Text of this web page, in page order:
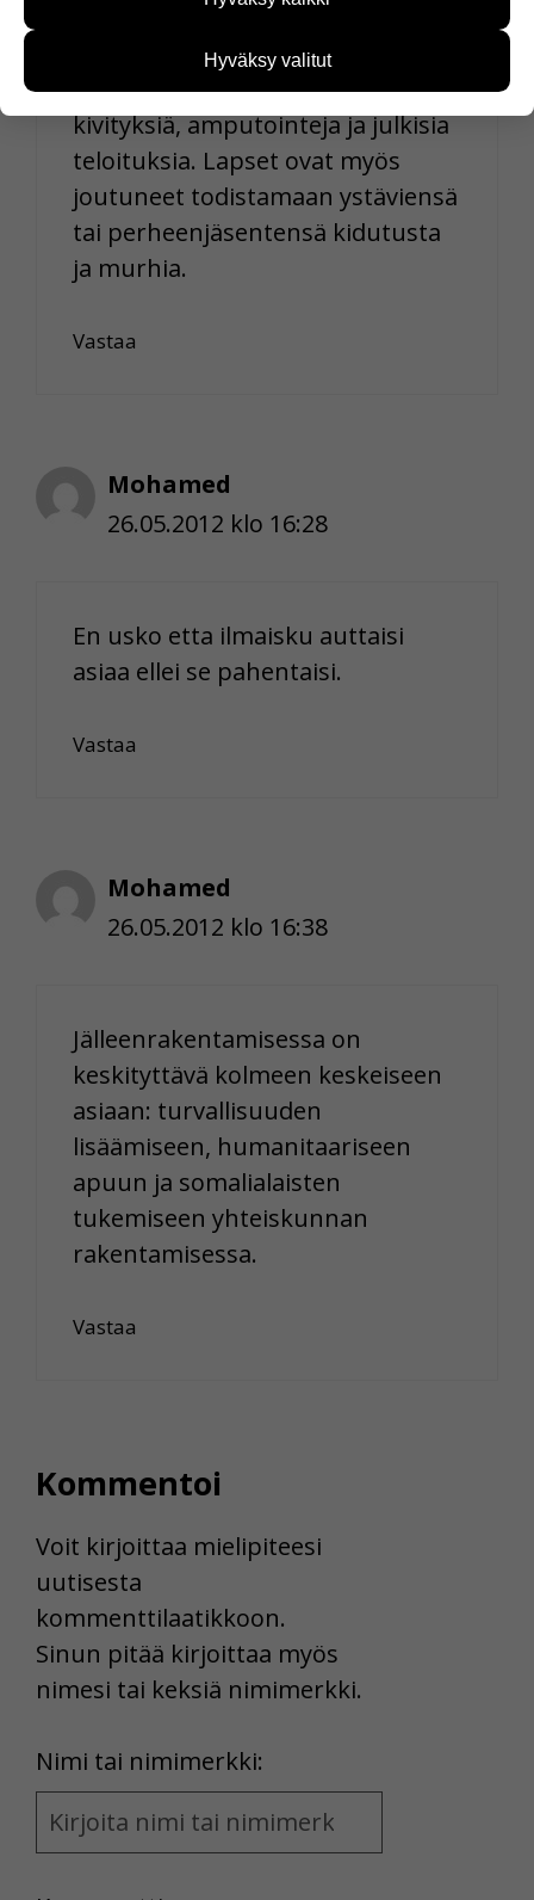
islamistiryhmien tekemiä
ihmisoikeusloukkauksia kuten
kivityksiä, amputointeja ja julkisia
teloituksia. Lapset ovat myös
joutuneet todistamaan ystäviensä
tai perheenjäsentensä kidutusta
ja murhia.
Vastaa
Mohamed
26.05.2012 klo 16:28
En usko etta ilmaisku auttaisi
asiaa ellei se pahentaisi.
Vastaa
Mohamed
26.05.2012 klo 16:38
Jälleenrakentamisessa on
keskityttävä kolmeen keskeiseen
asiaan: turvallisuuden
lisäämiseen, humanitaariseen
apuun ja somalialaisten
tukemiseen yhteiskunnan
rakentamisessa.
Vastaa
Kommentoi
Voit kirjoittaa mielipiteesi
uutisesta
kommenttilaatikkoon.
Sinun pitää kirjoittaa myös
nimesi tai keksiä nimimerkki.
Nimi tai nimimerkki:
Name
and
kävijämääristä ja siitä, mitä sivuja käytetään ja
miten sivuilla liikutaan. Emme kuitenkaan kerää
yksittäiseen käyttäjään.
Voit valita, hyväksytkö näiden evästeiden käytön.
Hyväksy valitut